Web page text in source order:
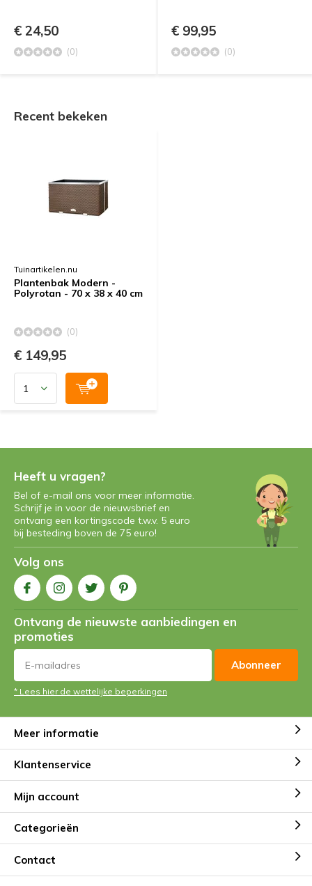
€ 24,50
(0)
€ 99,95
(0)
Recent bekeken
Tuinartikelen.nu
Plantenbak Modern -
Polyrotan - 70 x 38 x 40 cm
(0)
€ 149,95
Heeft u vragen?
Bel of e-mail ons voor meer informatie.
Schrijf je in voor de nieuwsbrief en
ontvang een kortingscode t.w.v. 5 euro
bij besteding boven de 75 euro!
Volg ons
Ontvang de nieuwste aanbiedingen en
promoties
Abonneer
* Lees hier de wettelijke beperkingen
Meer informatie
Klantenservice
Mijn account
Categorieën
Contact